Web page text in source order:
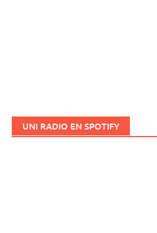
UNI RADIO EN SPOTIFY